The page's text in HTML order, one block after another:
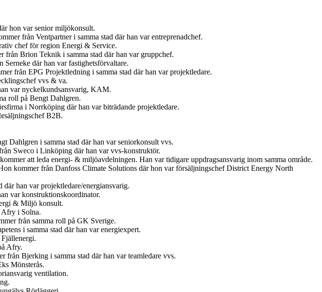
hon var senior miljökonsult.
från Ventpartner i samma stad där han var entreprenadchef.
chef för region Energi & Service.
Brion Teknik i samma stad där han var gruppchef.
där han var fastighetsförvaltare.
från EPG Projektledning i samma stad där han var projektledare.
vvs & va.
var nyckelkundsansvarig, KAM.
roll på Bengt Dahlgren.
i Norrköping där han var biträdande projektledare.
B2B.
Dahlgren i samma stad där han var seniorkonsult vvs.
Sweco i Linköping där han var vvs-konstruktör.
att leda energi- & miljöavdelningen. Han var tidigare uppdragsansvarig inom samma område.
kommer från Danfoss Climate Solutions där hon var försäljningschef District Energy North
han var projektledare/energiansvarig.
var konstruktionskoordinator.
& Miljö konsult.
i Solna.
från samma roll på GK Sverige.
i samma stad där han var energiexpert.
Afry.
från Bjerking i samma stad där han var teamledare vvs.
Mönsterås.
ventilation.